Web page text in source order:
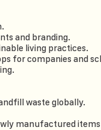
and branding.
living practices.
for companies and
waste globally.
manufactured